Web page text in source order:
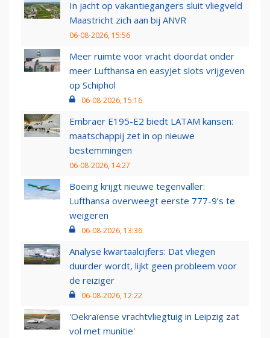
In jacht op vakantiegangers sluit vliegveld
Maastricht zich aan bij ANVR
06-08-2026, 15:56
Meer ruimte voor vracht doordat onder
meer Lufthansa en easyJet slots vrijgeven
op Schiphol
06-08-2026, 15:16
Embraer E195-E2 biedt LATAM kansen:
maatschappij zet in op nieuwe
bestemmingen
06-08-2026, 14:27
Boeing krijgt nieuwe tegenvaller:
Lufthansa overweegt eerste 777-9’s te
weigeren
06-08-2026, 13:36
Analyse kwartaalcijfers: Dat vliegen
duurder wordt, lijkt geen probleem voor
de reiziger
06-08-2026, 12:22
'Oekraïense vrachtvliegtuig in Leipzig zat
vol met munitie'